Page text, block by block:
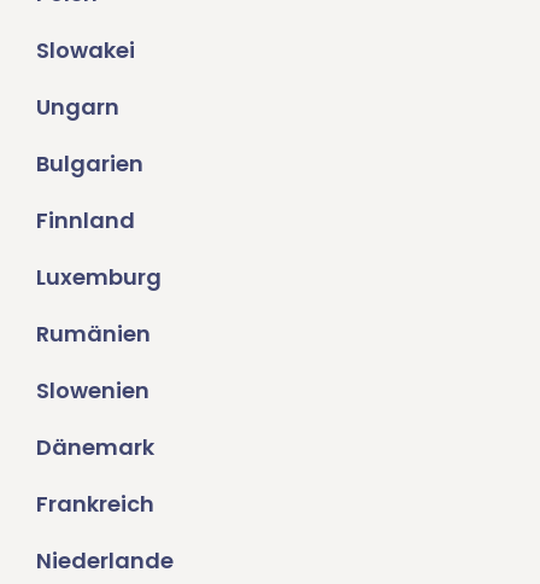
Slowakei
Ungarn
Bulgarien
Finnland
Luxemburg
Rumänien
Slowenien
Dänemark
Frankreich
Niederlande